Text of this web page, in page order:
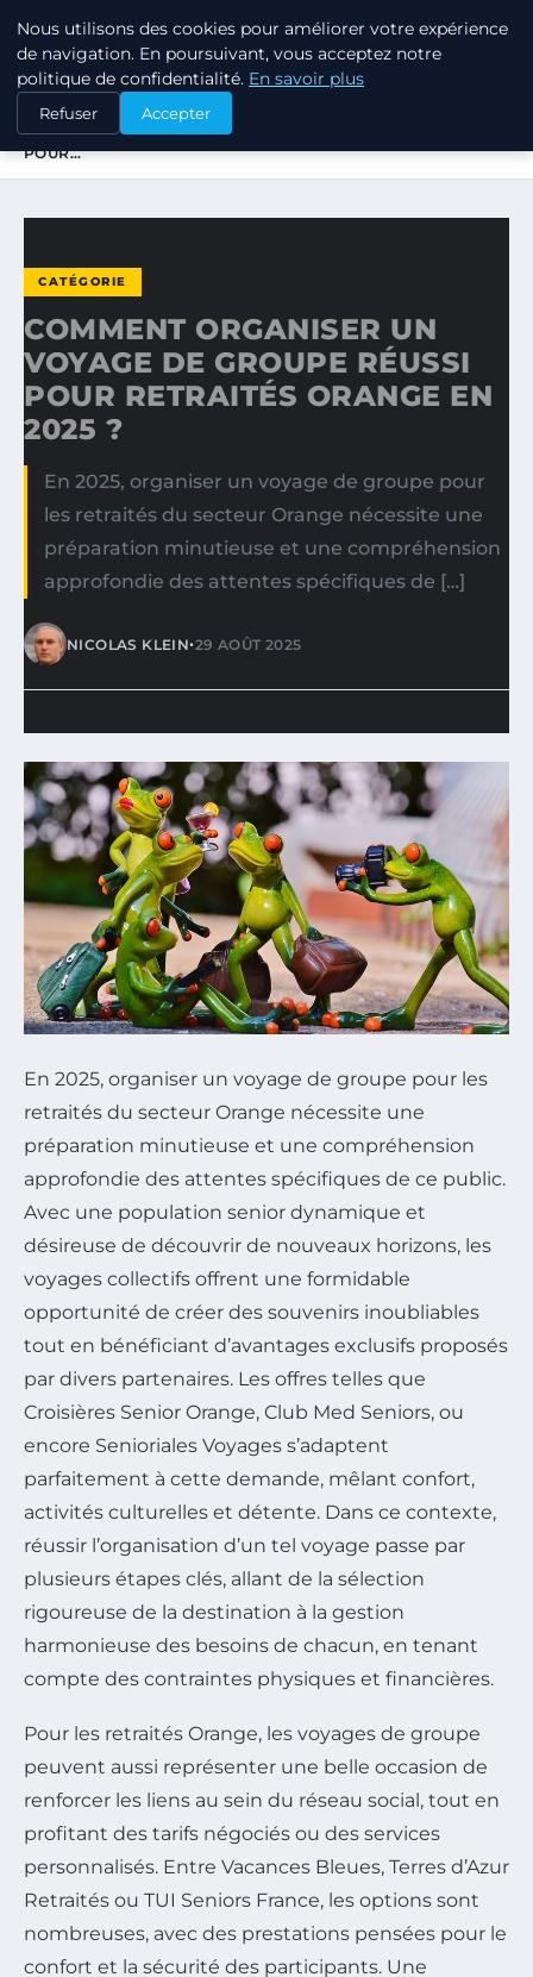
TUEZ-LES TOUS
ACCUEIL
CATÉGORIE
COMMENT ORGANISER UN VOYAGE DE GROUPE RÉUSSI
POUR…
CATÉGORIE
COMMENT ORGANISER UN
VOYAGE DE GROUPE RÉUSSI
POUR RETRAITÉS ORANGE EN
2025 ?
En 2025, organiser un voyage de groupe pour
les retraités du secteur Orange nécessite une
préparation minutieuse et une compréhension
approfondie des attentes spécifiques de […]
NICOLAS KLEIN•29 AOÛT 2025
En 2025, organiser un voyage de groupe pour les
retraités du secteur Orange nécessite une
préparation minutieuse et une compréhension
approfondie des attentes spécifiques de ce public.
Avec une population senior dynamique et
désireuse de découvrir de nouveaux horizons, les
voyages collectifs offrent une formidable
opportunité de créer des souvenirs inoubliables
tout en bénéficiant d’avantages exclusifs proposés
par divers partenaires. Les offres telles que
Croisières Senior Orange, Club Med Seniors, ou
encore Senioriales Voyages s’adaptent
parfaitement à cette demande, mêlant confort,
activités culturelles et détente. Dans ce contexte,
réussir l’organisation d’un tel voyage passe par
plusieurs étapes clés, allant de la sélection
rigoureuse de la destination à la gestion
harmonieuse des besoins de chacun, en tenant
compte des contraintes physiques et financières.
Pour les retraités Orange, les voyages de groupe
peuvent aussi représenter une belle occasion de
renforcer les liens au sein du réseau social, tout en
profitant des tarifs négociés ou des services
personnalisés. Entre Vacances Bleues, Terres d’Azur
Retraités ou TUI Seniors France, les options sont
nombreuses, avec des prestations pensées pour le
confort et la sécurité des participants. Une
Nous utilisons des cookies pour améliorer votre expérience
de navigation. En poursuivant, vous acceptez notre
politique de confidentialité. En savoir plus
Refuser Accepter